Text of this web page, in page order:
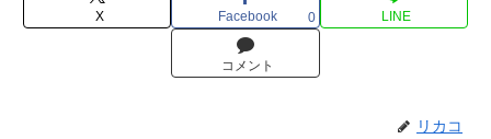
X Facebook 0 LINE
コメント
リカコ